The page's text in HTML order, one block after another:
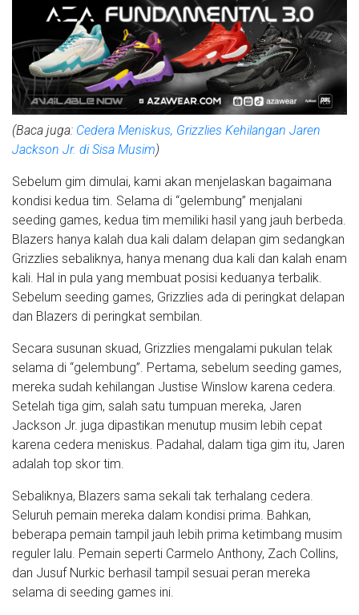
(Baca juga: Cedera Meniskus, Grizzlies Kehilangan Jaren
Jackson Jr. di Sisa Musim)
Sebelum gim dimulai, kami akan menjelaskan bagaimana
kondisi kedua tim. Selama di “gelembung” menjalani
seeding games, kedua tim memiliki hasil yang jauh berbeda.
Blazers hanya kalah dua kali dalam delapan gim sedangkan
Grizzlies sebaliknya, hanya menang dua kali dan kalah enam
kali. Hal in pula yang membuat posisi keduanya terbalik.
Sebelum seeding games, Grizzlies ada di peringkat delapan
dan Blazers di peringkat sembilan.
Secara susunan skuad, Grizzlies mengalami pukulan telak
selama di “gelembung”. Pertama, sebelum seeding games,
mereka sudah kehilangan Justise Winslow karena cedera.
Setelah tiga gim, salah satu tumpuan mereka, Jaren
Jackson Jr. juga dipastikan menutup musim lebih cepat
karena cedera meniskus. Padahal, dalam tiga gim itu, Jaren
adalah top skor tim.
Sebaliknya, Blazers sama sekali tak terhalang cedera.
Seluruh pemain mereka dalam kondisi prima. Bahkan,
beberapa pemain tampil jauh lebih prima ketimbang musim
reguler lalu. Pemain seperti Carmelo Anthony, Zach Collins,
dan Jusuf Nurkic berhasil tampil sesuai peran mereka
selama di seeding games ini.